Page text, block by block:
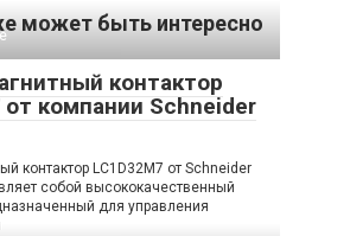
может быть интересно
контактор
от компании Schneider
контактор LC1D32M7 от Schneider
собой высококачественный
для управления